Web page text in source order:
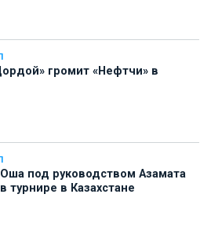
громит «Нефтчи» в
под руководством Азамата
турнире в Казахстане